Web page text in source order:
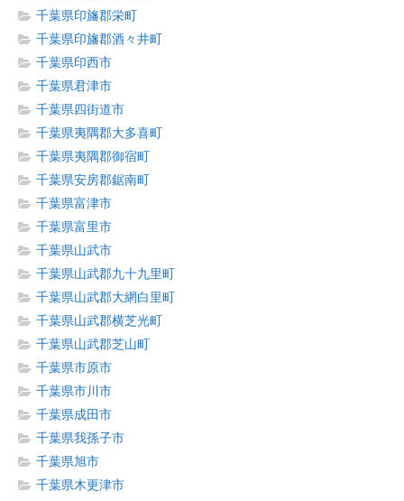
千葉県印旛郡栄町
千葉県印旛郡酒々井町
千葉県印西市
千葉県君津市
千葉県四街道市
千葉県夷隅郡大多喜町
千葉県夷隅郡御宿町
千葉県安房郡鋸南町
千葉県富津市
千葉県富里市
千葉県山武市
千葉県山武郡九十九里町
千葉県山武郡大網白里町
千葉県山武郡横芝光町
千葉県山武郡芝山町
千葉県市原市
千葉県市川市
千葉県成田市
千葉県我孫子市
千葉県旭市
千葉県木更津市